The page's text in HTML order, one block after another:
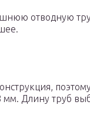
отводную
Длину труб